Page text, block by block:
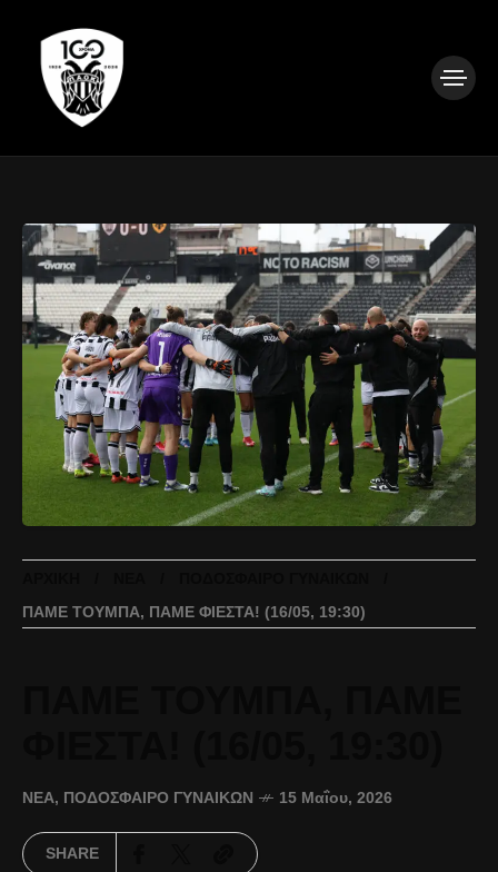
ΠΑΜΕ ΤΟΥΜΠΑ, ΠΑΜΕ ΦΙΕΣΤΑ! (16/05, 19:30)
ΝΈΑ, ΠΟΔΌΣΦΑΙΡΟ ΓΥΝΑΙΚΏΝ 15 Μαΐου, 2026
SHARE